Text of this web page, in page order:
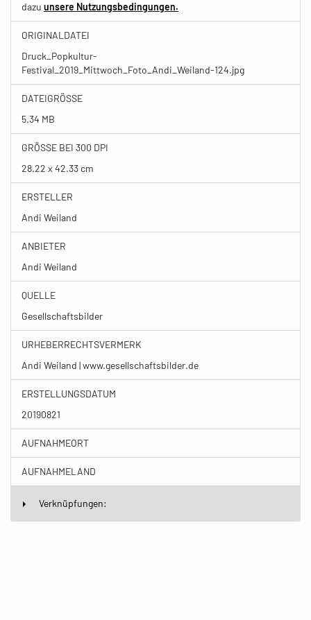
dazu unsere Nutzungsbedingungen.
ORIGINALDATEI
Druck_Popkultur-
Festival_2019_Mittwoch_Foto_Andi_Weiland-124.jpg
DATEIGRÖSSE
5.34 MB
GRÖSSE BEI 300 DPI
28.22 x 42.33 cm
ERSTELLER
Andi Weiland
ANBIETER
Andi Weiland
QUELLE
Gesellschaftsbilder
URHEBERRECHTSVERMERK
Andi Weiland | www.gesellschaftsbilder.de
ERSTELLUNGSDATUM
20190821
AUFNAHMEORT
AUFNAHMELAND
Verknüpfungen: